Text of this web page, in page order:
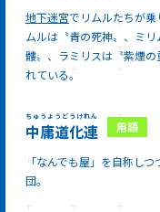
地下迷宮でリムルたちが乗
ムルは〝青の死神〟、ミ
髏〟、ラミリスは〝紫煙
れている。
中庸道化連
ちゅうようどうけれん
「なんでも屋」を自称し
団。